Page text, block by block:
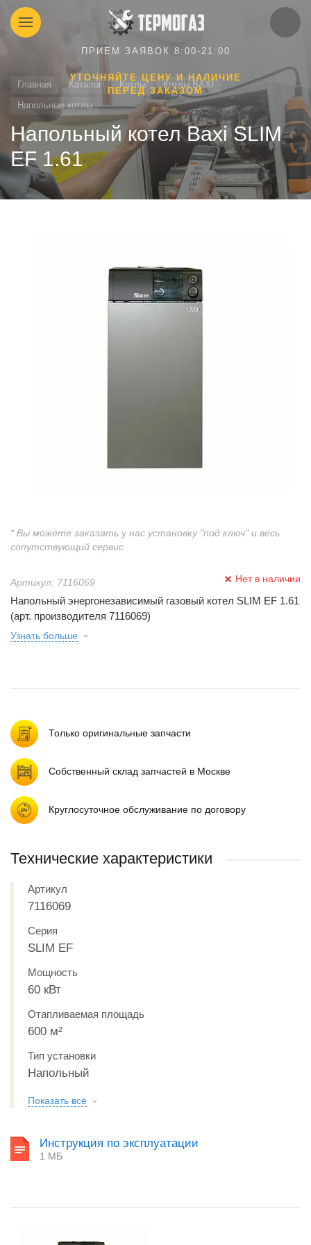
ПРИЕМ ЗАЯВОК 8:00-21:00
УТОЧНЯЙТЕ ЦЕНУ И НАЛИЧИЕ
ПЕРЕД ЗАКАЗОМ
Главная Каталог Котлы
Котлы BAXI
Напольные котлы
Напольный котел Baxi SLIM
EF 1.61
Артикул: 7116069 Нет в наличии
Напольный энергонезависимый газовый котел SLIM EF 1.61
(арт. производителя 7116069)
Узнать больше
* Вы можете заказать у нас установку "под ключ" и весь
сопутствующий сервис
Только оригинальные запчасти
Собственный склад запчастей в Москве
Круглосуточное обслуживание по договору
Технические характеристики
Артикул
7116069
Серия
SLIM EF
Мощность
60 кВт
Отапливаемая площадь
600 м²
Тип установки
Напольный
Показать всё
Инструкция по эксплуатации
1 МБ